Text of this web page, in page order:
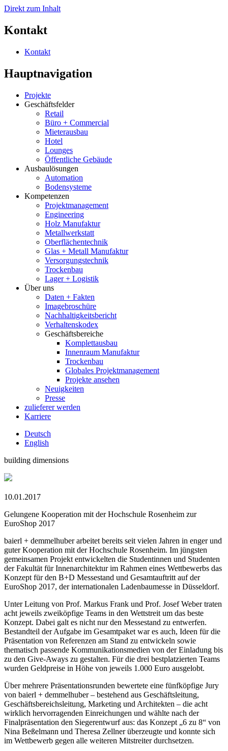
Direkt zum Inhalt
Kontakt
Kontakt
Hauptnavigation
Projekte
Geschäftsfelder
Retail
Büro + Commercial
Mieterausbau
Hotel
Lounges
Öffentliche Gebäude
Ausbaulösungen
Automation
Bodensysteme
Kompetenzen
Projektmanagement
Engineering
Holz Manufaktur
Metallwerkstatt
Oberflächentechnik
Glas + Metall Manufaktur
Versorgungstechnik
Trockenbau
Lager + Logistik
Über uns
Daten + Fakten
Imagebroschüre
Nachhaltigkeitsbericht
Verhaltenskodex
Geschäftsbereiche
Komplettausbau
Innenraum Manufaktur
Trockenbau
Globales Projektmanagement
Projekte ansehen
Neuigkeiten
Presse
zulieferer werden
Karriere
Deutsch
English
building dimensions
10.01.2017
Gelungene Kooperation mit der Hochschule Rosenheim zur
EuroShop 2017
baierl + demmelhuber arbeitet bereits seit vielen Jahren in enger und
guter Kooperation mit der Hochschule Rosenheim. Im jüngsten
gemeinsamen Projekt entwickelten die Studentinnen und Studenten
der Fakultät für Innenarchitektur im Rahmen eines Wettbewerbs das
Konzept für den B+D Messestand und Gesamtauftritt auf der
EuroShop 2017, der internationalen Ladenbaumesse in Düsseldorf.
Unter Leitung von Prof. Markus Frank und Prof. Josef Weber traten
acht jeweils zweiköpfige Teams in den Wettstreit um das beste
Konzept. Dabei galt es nicht nur den Messestand zu entwerfen.
Bestandteil der Aufgabe im Gesamtpaket war es auch, Ideen für die
Präsentation von Referenzen am Stand zu entwickeln sowie
thematisch passende Kommunikationsmedien von der Einladung bis
zu den Give-Aways zu gestalten. Für die drei bestplatzierten Teams
wurden Geldpreise in Höhe von jeweils 1.000 Euro ausgelobt.
Über mehrere Präsentationsrunden bewertete eine fünfköpfige Jury
von baierl + demmelhuber – bestehend aus Geschäftsleitung,
Geschäftsbereichsleitung, Marketing und Architekten – die acht
wirklich hervorragenden Einreichungen und wählte nach der
Finalpräsentation den Siegerentwurf aus: das Konzept „6 zu 8“ von
Nina Beßelmann und Theresa Zellner überzeugte und konnte sich
im Wettbewerb gegen alle weiteren Mitstreiter durchsetzen.